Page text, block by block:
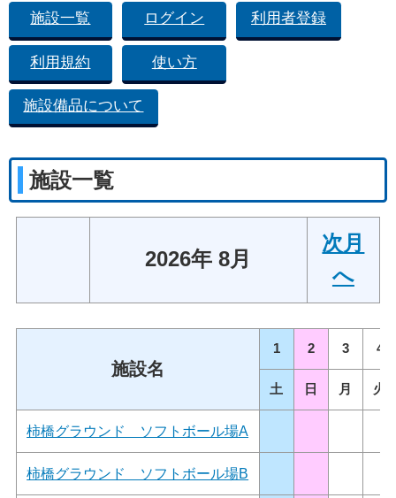
施設一覧 ログイン 利用者登録
利用規約 使い方
施設備品について
施設一覧
2026年 8月
次月
へ
施設名
1 2 3 4
土 日 月 火
柿橋グラウンド ソフトボール場A
柿橋グラウンド ソフトボール場B